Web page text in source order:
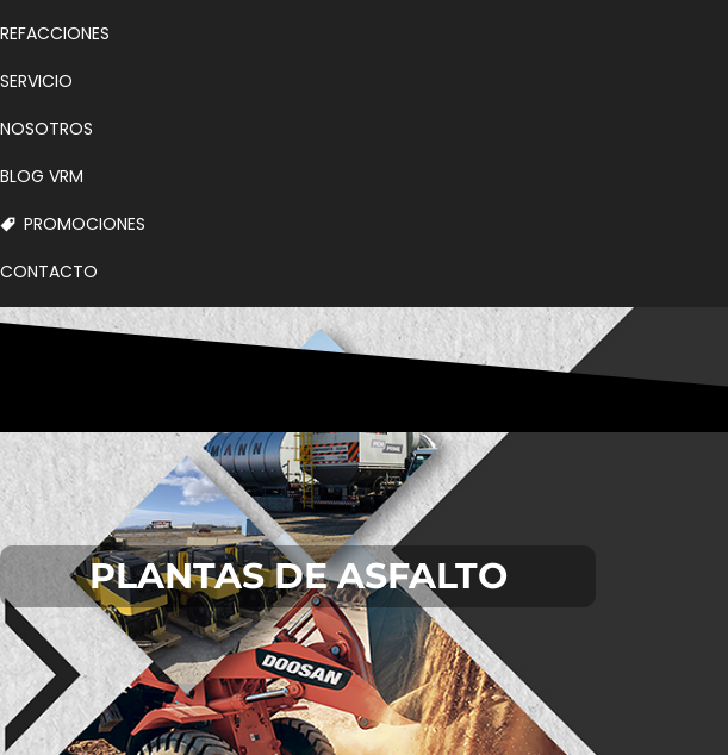
REFACCIONES
SERVICIO
NOSOTROS
BLOG VRM
PROMOCIONES
CONTACTO
BOLSA DE TRABAJO
PLANTAS DE ASFALTO